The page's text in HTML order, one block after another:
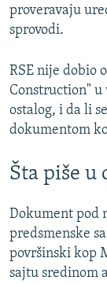
proveravaju
sprovodi.
RSE nije dobio
Construction" u
ostalog, i da li
dokumentom
Šta piše u
Dokument pod
predsmenske
površinski kop
sajtu sredinom